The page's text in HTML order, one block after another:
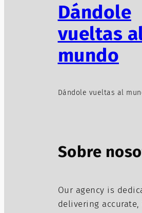
Dándole
vueltas
mundo
Dándole vueltas al
Sobre
Our agency is
delivering accurate,